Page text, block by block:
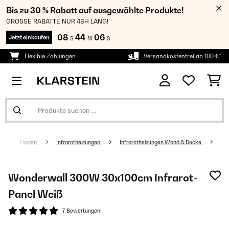
Bis zu 30 % Rabatt auf ausgewählte Produkte!
GROSSE RABATTE NUR 48H LANG!
Jetzt einkaufen 08 S 44 M 05 S
Flexible Zahlungen Versandkostenfrei ab 100 €*
Heizen Infrarotheizungen Infrarotheizungen Wand & Decke
Wonderwall 300W 30x100cm Infrarot-
Panel​​ Weiß
7 Bewertungen